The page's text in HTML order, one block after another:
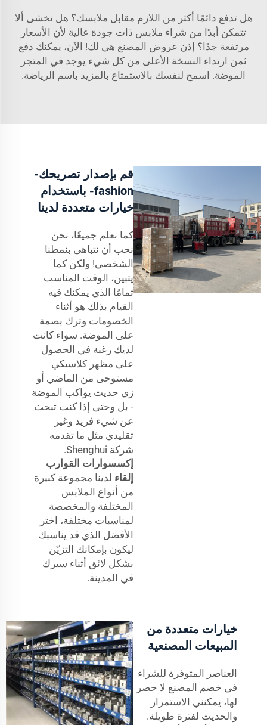
هل تدفع دائمًا أكثر من اللازم مقابل ملابسك؟ هل تخشى ألا
تتمكن أبدًا من شراء ملابس ذات جودة عالية لأن الأسعار
مرتفعة جدًا؟ إذن عروض المصنع هي لك! الآن، يمكنك دفع
ثمن ارتداء النسخة الأعلى من كل شيء يوجد في المتجر
الموضة. اسمح لنفسك بالاستمتاع بالمزيد باسم الرياضة.
قم بإصدار تصريحك-
fashion- باستخدام
خيارات متعددة لدينا
كما نعلم جميعًا، نحن
نحب أن نتباهى بنمطنا
الشخصي! ولكن كما
يتبين، الوقت المناسب
تمامًا الذي يمكنك فيه
القيام بذلك هو أثناء
الخصومات وترك بصمة
على الموضة. سواء كانت
لديك رغبة في الحصول
على مظهر كلاسيكي
مستوحى من الماضي أو
زي حديث يواكب الموضة
- بل وحتى إذا كنت تبحث
عن شيء فريد وغير
تقليدي مثل ما تقدمه
شركة Shenghui.
إكسسوارات القوارب
إلقاء لدينا مجموعة كبيرة
من أنواع الملابس
المختلفة والمخصصة
لمناسبات مختلفة، اختر
الأفضل الذي قد يناسبك
ليكون بإمكانك التزيّن
بشكل لائق أثناء سيرك
في المدينة.
خيارات متعددة من
المبيعات المصنعية
العناصر المتوفرة للشراء
في خصم المصنع لا حصر
لها، يمكنني الاستمرار
والحديث لفترة طويلة.